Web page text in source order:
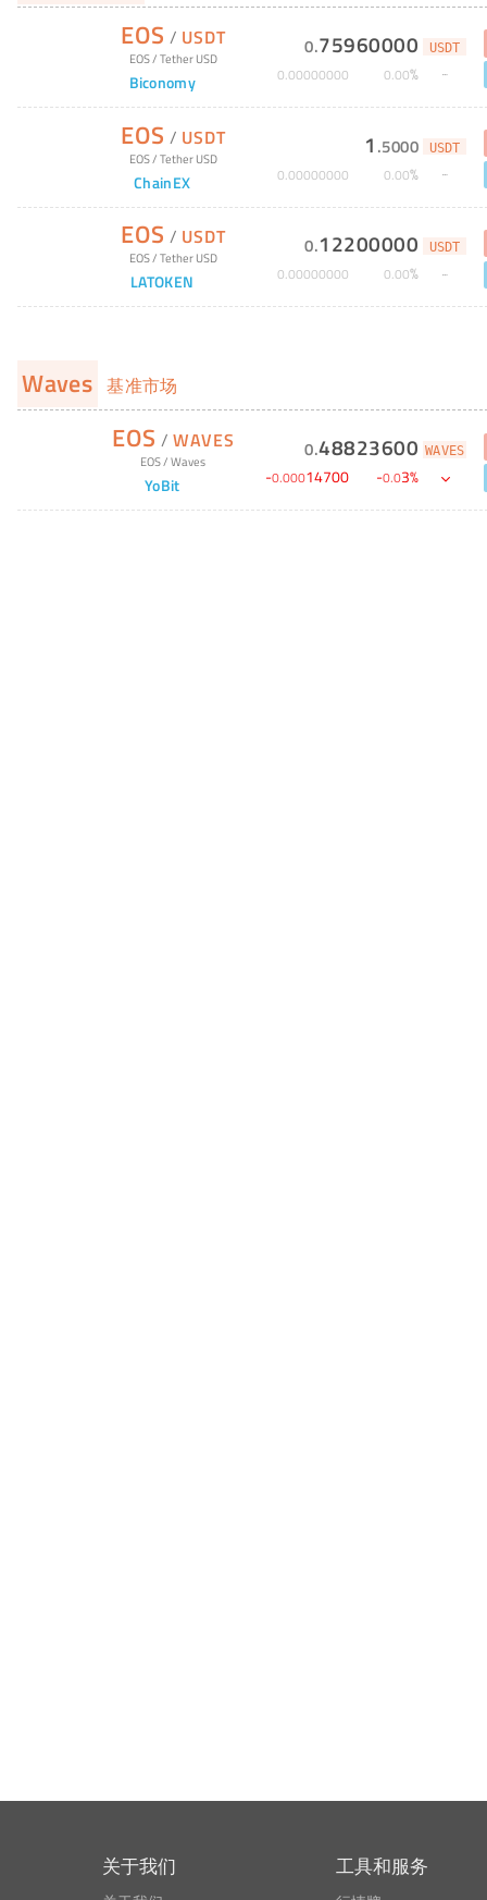
EOS / USDT
EOS/Tether USD
Biconomy
0.75960000 USDT
0.00000000 0.00%
EOS / USDT
EOS/Tether USD
ChainEX
1 .5000 USDT
0.00000000 0.00%
EOS / USDT
EOS/Tether USD
LATOKEN
0.12200000 USDT
0.00000000 0.00%
Waves 基准市场
EOS / WAVES
EOS/Waves
YoBit
0.48823600 WAVES
-0.00014700 -0.03%
关于我们 工具和服务